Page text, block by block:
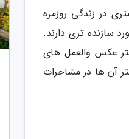
در زندگی روزمره
سازنده تری دارند.
عکس والعمل های
آن ها در مشاجرات